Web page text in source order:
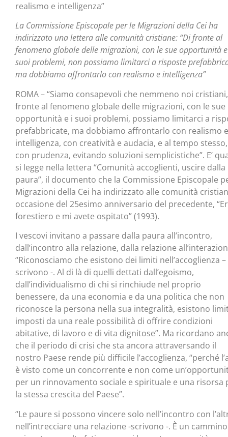
realismo e intelligenza”
La Commissione Episcopale per le Migrazioni della Cei ha
indirizzato una lettera alle comunità cristiane: “Di fronte al
fenomeno globale delle migrazioni, con le sue opportunità
suoi problemi, non possiamo limitarci a risposte
ma dobbiamo affrontarlo con realismo e intelligenza”
ROMA – “Siamo consapevoli che nemmeno noi
fronte al fenomeno globale delle migrazioni, con le sue
opportunità e i suoi problemi, possiamo limitarci a
prefabbricate, ma dobbiamo affrontarlo con realismo e
intelligenza, con creatività e audacia, e al tempo stesso,
con prudenza, evitando soluzioni semplicistiche”. E’
si legge nella lettera “Comunità accoglienti, uscire dalla
paura”, il documento che la Commissione Episcopale
Migrazioni della Cei ha indirizzato alle comunità
occasione del 25esimo anniversario del precedente,
forestiero e mi avete ospitato” (1993).
I vescovi invitano a passare dalla paura all’incontro,
dall’incontro alla relazione, dalla relazione
“Riconosciamo che esistono dei limiti nell’accoglienza –
scrivono -. Al di là di quelli dettati dall’egoismo,
dall’individualismo di chi si rinchiude nel proprio
benessere, da una economia e da una politica che non
riconosce la persona nella sua integralità, esistono
imposti da una reale possibilità di offrire condizioni
abitative, di lavoro e di vita dignitose”. Ma ricordano
che il periodo di crisi che sta ancora attraversando il
nostro Paese rende più difficile l’accoglienza, “perché
è visto come un concorrente e non come
per un rinnovamento sociale e spirituale e una risorsa
la stessa crescita del Paese”.
“Le paure si possono vincere solo nell’incontro con
nell’intrecciare una relazione -scrivono -. È un cammino